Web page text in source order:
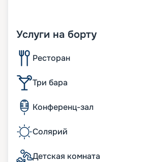
Услуги на борту
Ресторан
Три бара
Конференц-зал
Солярий
Детская комната